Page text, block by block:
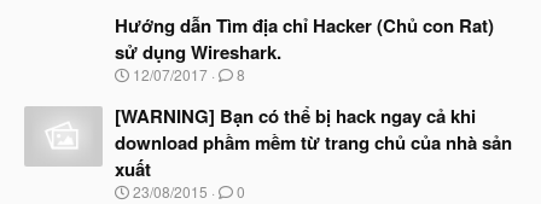
đ
ầ
u
à
b
ắ
đ
ầ
u
Hướng dẫn Tìm địa chỉ Hacker (Chủ con Rat)
sử dụng Wireshark.
N
à
b
ắ
t
12/07/2017 8
[WARNING] Bạn có thể bị hack ngay cả khi
download phầm mềm từ trang chủ của nhà sản
xuất
N
23/08/2015 0